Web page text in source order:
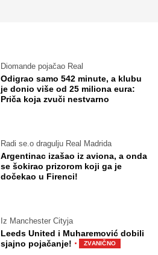
Diomande pojačao Real
Odigrao samo 542 minute, a klubu
je donio više od 25 miliona eura:
Priča koja zvuči nestvarno
Radi se.o dragulju Real Madrida
Argentinac izašao iz aviona, a onda
se šokirao prizorom koji ga je
dočekao u Firenci!
Iz Manchester Cityja
Leeds United i Muharemović dobili
sjajno pojačanje! · ZVANIČNO